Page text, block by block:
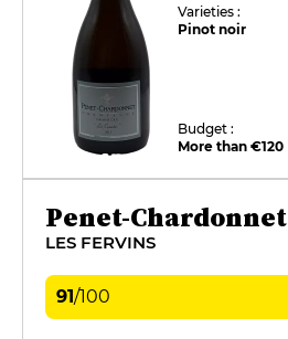
Varieties :
Pinot noir
Budget :
More than €120
Penet-Chardonnet
LES FERVINS
91/100